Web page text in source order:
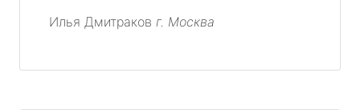
Илья Дмитраков г. Москва